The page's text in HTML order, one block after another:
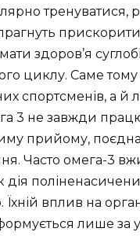
тренуватися,
здоров’я
циклу. Саме
спортсменів, а й
3 не завжди
прийому,
Часто омега-3
дія
вплив на
лише за